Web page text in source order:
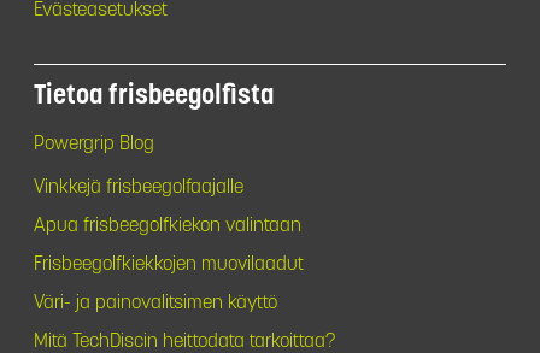
Evästeasetukset
Tietoa frisbeegolfista
Powergrip Blog
Vinkkejä frisbeegolfaajalle
Apua frisbeegolfkiekon valintaan
Frisbeegolfkiekkojen muovilaadut
Väri- ja painovalitsimen käyttö
Mitä TechDiscin heittodata tarkoittaa?